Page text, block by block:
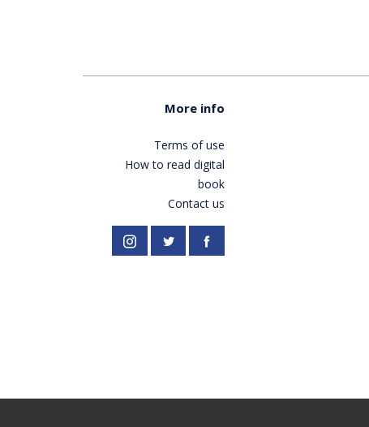
More info
Terms of use
How to read digital
book
Contact us
Facebook
PardesPublish
Instagram